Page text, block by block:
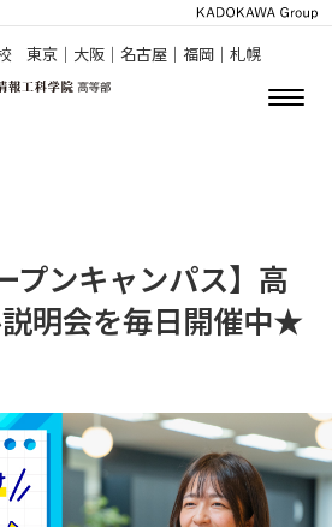
東京｜大阪｜名古屋｜福岡｜札幌
プンキャンパス】高
明会を毎日開催中★